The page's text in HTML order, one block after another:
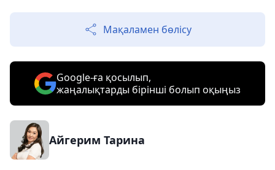
Мақаламен бөлісу
Google-ға қосылып,
жаңалықтарды бірінші болып оқыңыз
Айгерим Тарина